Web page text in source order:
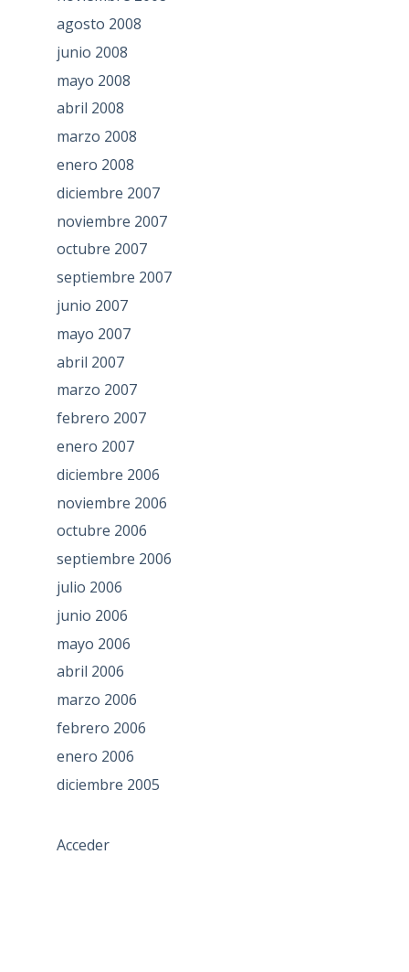
agosto 2008
junio 2008
mayo 2008
abril 2008
marzo 2008
enero 2008
diciembre 2007
noviembre 2007
octubre 2007
septiembre 2007
junio 2007
mayo 2007
abril 2007
marzo 2007
febrero 2007
enero 2007
diciembre 2006
noviembre 2006
octubre 2006
septiembre 2006
julio 2006
junio 2006
mayo 2006
abril 2006
marzo 2006
febrero 2006
enero 2006
diciembre 2005
Acceder